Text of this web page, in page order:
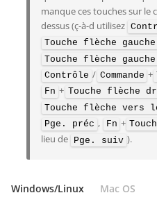
manque ces touches sur le
dessus (ç-à-d utilisez
Touche flèche gauche
Touche flèche gauche
Contrôle / Commande +
Fn + Touche flèche
Touche flèche vers
Pge. préc , Fn +
lieu de Pge. suiv ).
Windows/Linux Mac OS